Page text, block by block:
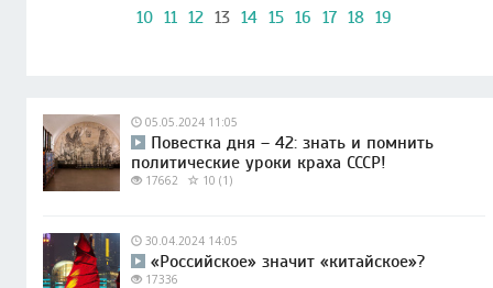
10 11 12 13 14 15 16 17 18 19
05.05.2024 11:05
Повестка дня – 42: знать и помнить
политические уроки краха СССР!
17662 10 (1)
30.04.2024 14:05
«Российское» значит «китайское»?
17336